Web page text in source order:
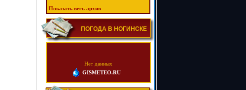
Показать весь архив
ПОГОДА В НОГИНСКЕ
Нет данных
GISMETEO.RU